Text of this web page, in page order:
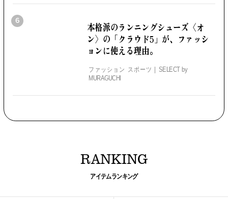
6 本格派のランニングシューズ 〈オ
ン〉の「クラウド5」が、 ファッシ
ョンに使える理由。
ファッション スポーツ
SELECT by
MURAGUCHI
RANKING
アイテムランキング